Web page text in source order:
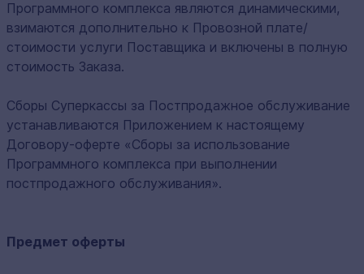
Программного комплекса являются динамическими,
взимаются дополнительно к Провозной плате/
стоимости услуги Поставщика и включены в полную
стоимость Заказа.
Сборы Суперкассы за Постпродажное обслуживание
устанавливаются Приложением к настоящему
Договору-оферте «Сборы за использование
Программного комплекса при выполнении
постпродажного обслуживания».
Предмет оферты